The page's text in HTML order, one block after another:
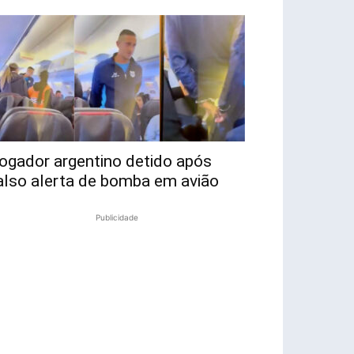
argentino detido após
alerta de bomba em avião
Publicidade